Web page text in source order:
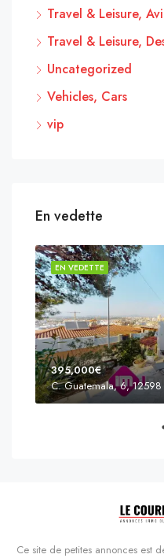
Travel & Leisure,
Travel & Leisure,
Uncategorized
Vehicles, Cars
vip
En vedette
EN VEDETTE
395,000€
Ce site de petites annonces est